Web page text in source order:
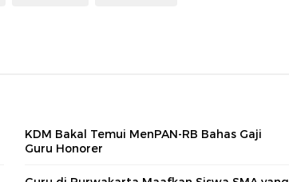
KDM Bakal Temui MenPAN-RB Bahas Gaji
Guru Honorer